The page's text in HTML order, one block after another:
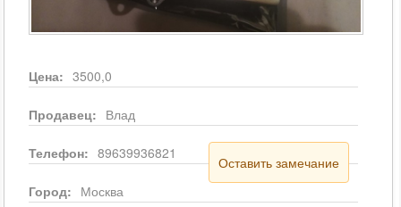
Цена: 3500,0
Продавец: Влад
Телефон: 89639936821
Оставить замечание
Город: Москва